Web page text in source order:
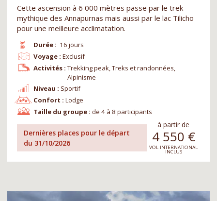
Cette ascension à 6 000 mètres passe par le trek
mythique des Annapurnas mais aussi par le lac Tilicho
pour une meilleure acclimatation.
Durée : 16 jours
Niveau : Sportif
Voyage : Exclusif
Confort : Lodge
Activités : Trekking peak, Treks et randonnées,
Alpinisme
Taille du groupe : de 4 à 8 participants
Dernières places pour le départ
du 31/10/2026
à partir de
4 550 €
VOL INTERNATIONAL
INCLUS